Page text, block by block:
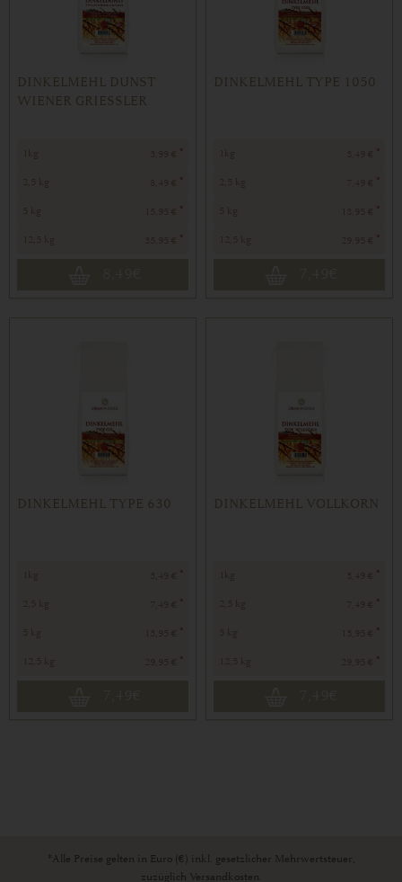
DINKELMEHL DUNST
WIENER GRIESSLER
1kg 3,99 € *
2,5 kg 8,49 € *
5 kg 15,95 € *
12,5 kg 35,95 € *
DINKELMEHL TYPE 1050
1kg 3,49 € *
2,5 kg 7,49 € *
5 kg 13,95 € *
12,5 kg 29,95 € *
DINKELMEHL TYPE 630
1kg 3,49 € *
2,5 kg 7,49 € *
5 kg 13,95 € *
12,5 kg 29,95 € *
DINKELMEHL VOLLKORN
1kg 3,49 € *
2,5 kg 7,49 € *
5 kg 13,95 € *
12,5 kg 29,95 € *
*Alle Preise gelten in Euro (€) inkl. gesetzlicher Mehrwertsteuer,
zuzüglich Versandkosten.